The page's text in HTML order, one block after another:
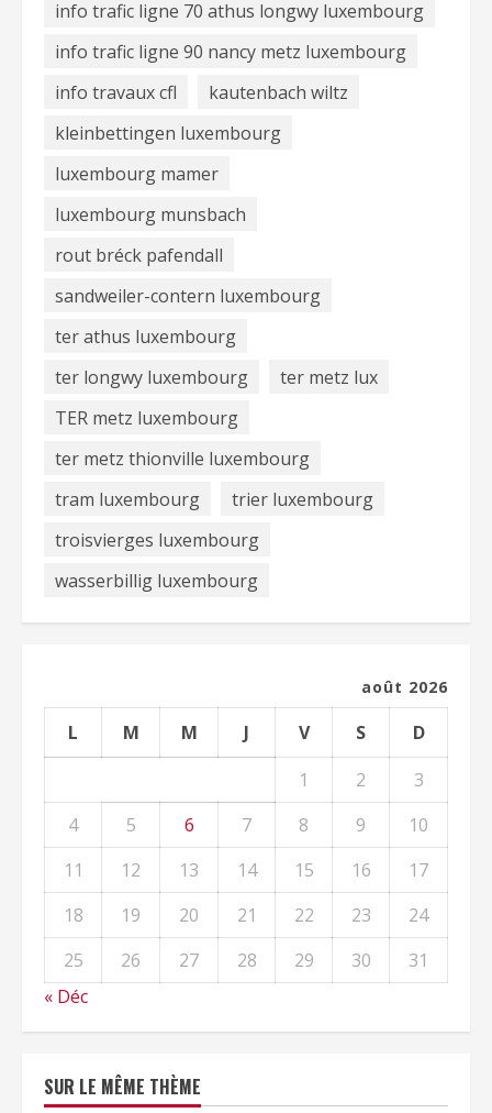
info trafic ligne 70 athus longwy luxembourg
info trafic ligne 90 nancy metz luxembourg
info travaux cfl
kautenbach wiltz
kleinbettingen luxembourg
luxembourg mamer
luxembourg munsbach
rout bréck pafendall
sandweiler-contern luxembourg
ter athus luxembourg
ter longwy luxembourg
ter metz lux
TER metz luxembourg
ter metz thionville luxembourg
tram luxembourg
trier luxembourg
troisvierges luxembourg
wasserbillig luxembourg
août 2026
L M M J V S
D
1
2
3
4
5 6 7 8 9
10
11
12 13 14 15 16
17
18
19 20 21 22 23
24
25
26 27 28 29 30
31
« Déc
SUR LE MÊME THÈME